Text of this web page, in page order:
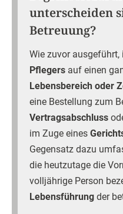
unterscheiden
Betreuung?
Wie zuvor ausgeführt,
Pflegers auf einen
Lebensbereich oder
eine Bestellung zum
Vertragsabschluss
im Zuge eines
Gegensatz dazu
die heutzutage die
volljährige Person
Lebensführung der